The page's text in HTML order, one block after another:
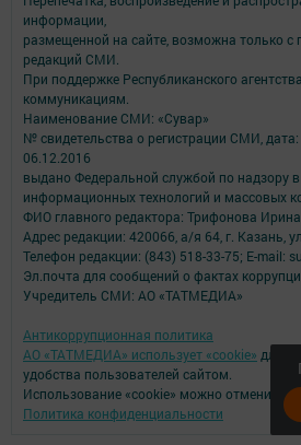
информации,
размещенной на сайте, возможна только с
редакций СМИ.
При поддержке Республиканского
коммуникациям.
Наименование СМИ: «Сувар»
№ свидетельства о регистрации СМИ,
06.12.2016
выдано Федеральной службой по надзору в
информационных технологий и массовых
ФИО главного редактора: Трифонова
Адрес редакции: 420066, а/я 64, г. Казань,
Телефон редакции: (843) 518-33-75; E-mail:
Эл.почта для сообщений о фактах
Учредитель СМИ: АО «ТАТМЕДИА»
Антикоррупционная политика
АО «ТАТМЕДИА» использует «cookie» для
удобства пользователей сайтом.
Использование «cookie» можно отменить в
Политика конфиденциальности